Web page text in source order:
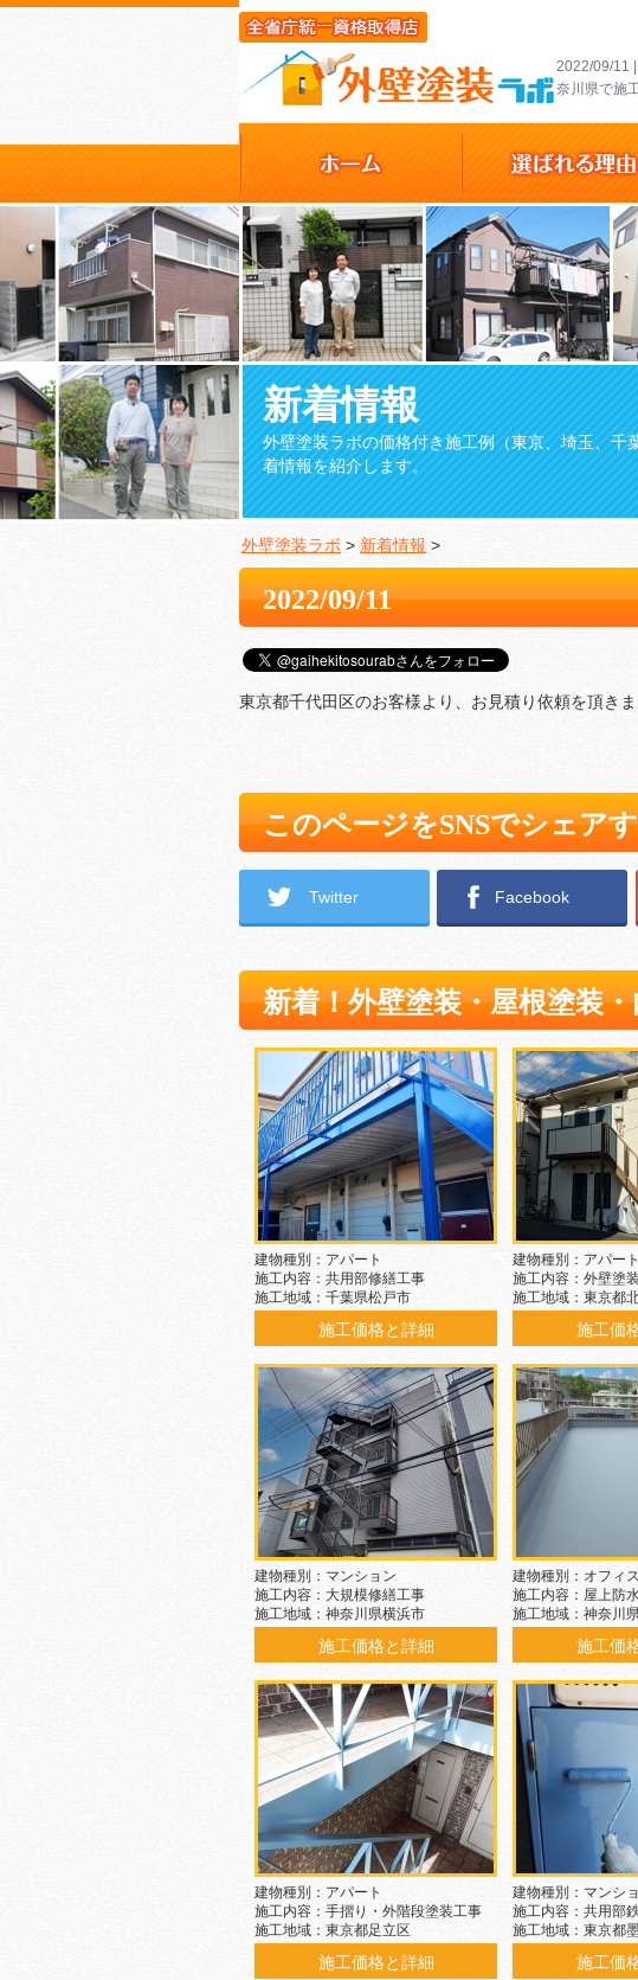
2022/09/11
奈川県で施
新着情報
外壁塗装ラボの価格付き施工例（東京、埼玉、千
着情報を紹介します。
外壁塗装ラボ > 新着情報 >
2022/09/11
東京都千代田区のお客様より、お見積り依頼を頂き
このページをSNSでシェア
Twitter Facebook
新着！外壁塗装・屋根塗装
建物種別：アパート
施工内容：共用部修繕工事
施工地域：千葉県松戸市
施工価格と詳細
建物種別：アパート
施工内容：外壁塗
施工地域：東京都
施工価
建物種別：マンション
施工内容：大規模修繕工事
施工地域：神奈川県横浜市
施工価格と詳細
建物種別：オフィ
施工内容：屋上防
施工地域：神奈川
施工価
建物種別：アパート
施工内容：手摺り・外階段塗装工事
施工地域：東京都足立区
施工価格と詳細
建物種別：マンシ
施工内容：共用部
施工地域：東京都
施工価